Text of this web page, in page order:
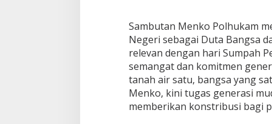
Sambutan Menko Polhukam
Negeri sebagai Duta Bangsa
relevan dengan hari Sumpah
semangat dan komitmen
tanah air satu, bangsa yang
Menko, kini tugas generasi
memberikan konstribusi bagi